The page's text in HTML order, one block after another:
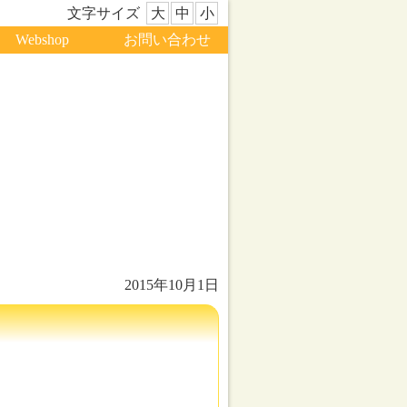
文字サイズ 小
中
大
Webshop
お問い合わせ
2015年10月1日